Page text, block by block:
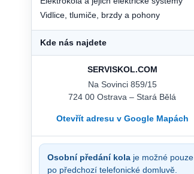
Vidlice, tlumiče, brzdy a pohony
Kde nás najdete
SERVISKOL.COM
Na Sovinci 859/15
724 00 Ostrava – Stará Bělá
Otevřít adresu v Google Mapách
Osobní předání kola je možné pouze
po předchozí telefonické domluvě.